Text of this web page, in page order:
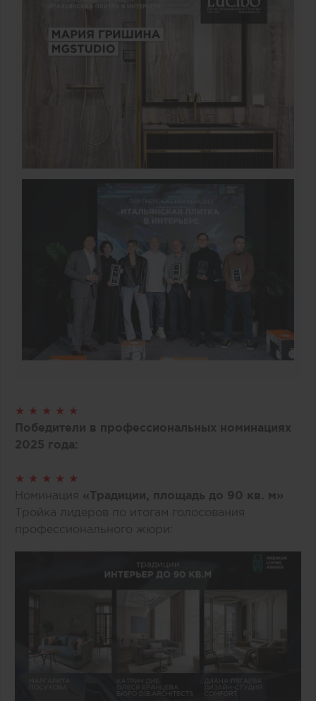
★ ★ ★ ★ ★
Победители в профессиональных номинациях
2025 года:
★ ★ ★ ★ ★
Номинация «Традиции, площадь до 90 кв. м»
Тройка лидеров по итогам голосования
профессионального жюри: